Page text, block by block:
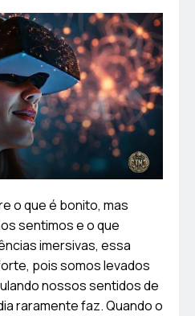
o que é bonito, mas
sentimos e o que
imersivas, essa
pois somos levados
nossos sentidos de
raramente faz. Quando o